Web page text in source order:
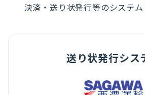
決済・送り状発行等のシステム
送り状発行シス